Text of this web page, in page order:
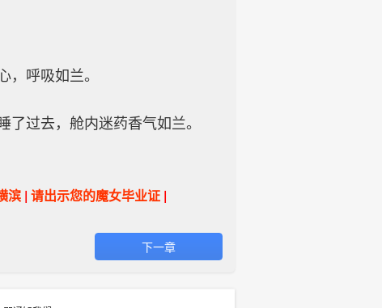
呼吸如兰。
过去，舱内迷药香气如兰。
滨| 请出示您的魔女毕业证|
下一章